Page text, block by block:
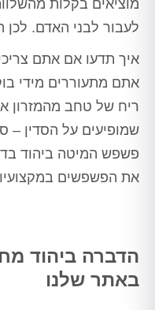
מוציאים בקלות
לעבור לבני האדם.
איך תדעו אם אתם
אתם מתעוררים מידי
ריח של טחב מהמזרון
שמופיעים על הסדין –
פשפש המיטה ביהוד
את הפשפשים
הדברה ביהוד
באתר שלנו